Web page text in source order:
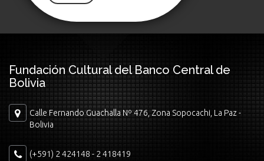
Fundación Cultural del Banco Central de
Bolivia
Calle Fernando Guachalla Nº 476, Zona Sopocachi, La Paz -
Bolivia
(+591) 2 424148 - 2 418419